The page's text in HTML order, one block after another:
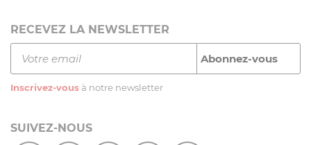
RECEVEZ LA NEWSLETTER
Inscrivez-vous à notre newsletter
SUIVEZ-NOUS